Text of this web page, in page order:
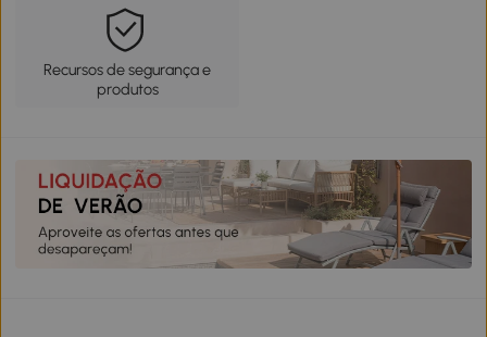
Recursos de segurança e
produtos